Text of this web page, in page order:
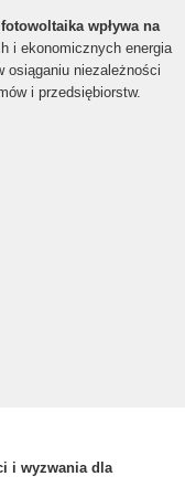
wpływa na
i ekonomicznych energia
osiąganiu niezależności
i przedsiębiorstw.
i wyzwania dla